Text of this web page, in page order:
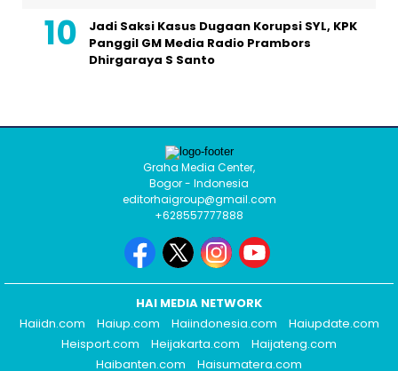
Jadi Saksi Kasus Dugaan Korupsi SYL, KPK
Panggil GM Media Radio Prambors
Dhirgaraya S Santo
Graha Media Center,
Bogor - Indonesia
editorhaigroup@gmail.com
+628557777888
HAI MEDIA NETWORK
Haiidn.com
Haiup.com Haiindonesia.com
Haiupdate.com
Heisport.com
Heijakarta.com
Haijateng.com
Haibanten.com
Haisumatera.com